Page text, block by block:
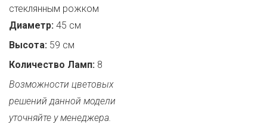
стеклянным рожком
Диаметр: 45 см
Высота: 59 см
Количество Ламп: 8
Возможности цветовых
решений данной модели
уточняйте у менеджера.